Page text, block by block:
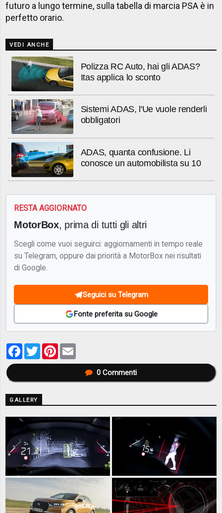
futuro a lungo termine, sulla tabella di marcia PSA è in
perfetto orario.
VEDI ANCHE
Polizza RC Auto, hai gli ADAS?
Itas applica lo sconto
Sistemi ADAS, l'Ue vuole renderli
obbligatori
ADAS, quanta confusione. Li
conosce un automobilista su 10
RESTA AGGIORNATO
MotorBox, prima di tutti gli altri
Scegli come vuoi seguirci: aggiornamenti in tempo reale
su Telegram, oppure dai priorità a MotorBox nei risultati
di Google.
Seguici su Telegram
Fonte preferita su Google
Facebook
TwitterPinterest
0Commenti
GALLERY